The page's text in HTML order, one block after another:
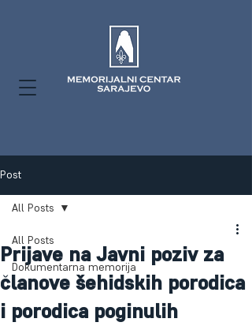
Post
All Posts
Dokumentarna memorija
All Posts
Prijave na Javni poziv za
članove šehidskih porodica
i porodica poginulih